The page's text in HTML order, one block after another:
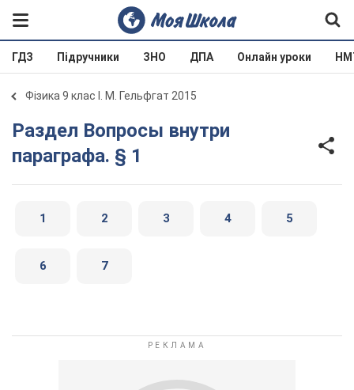
ГДЗ Підручники ЗНО ДПА Онлайн уроки
Фізика 9 клас І. М. Гельфгат 2015
Раздел Вопросы внутри
параграфа. § 1
1 2 3 4 5
6 7